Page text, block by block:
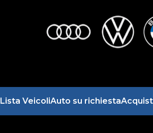
Lista VeicoliAuto su richiesta